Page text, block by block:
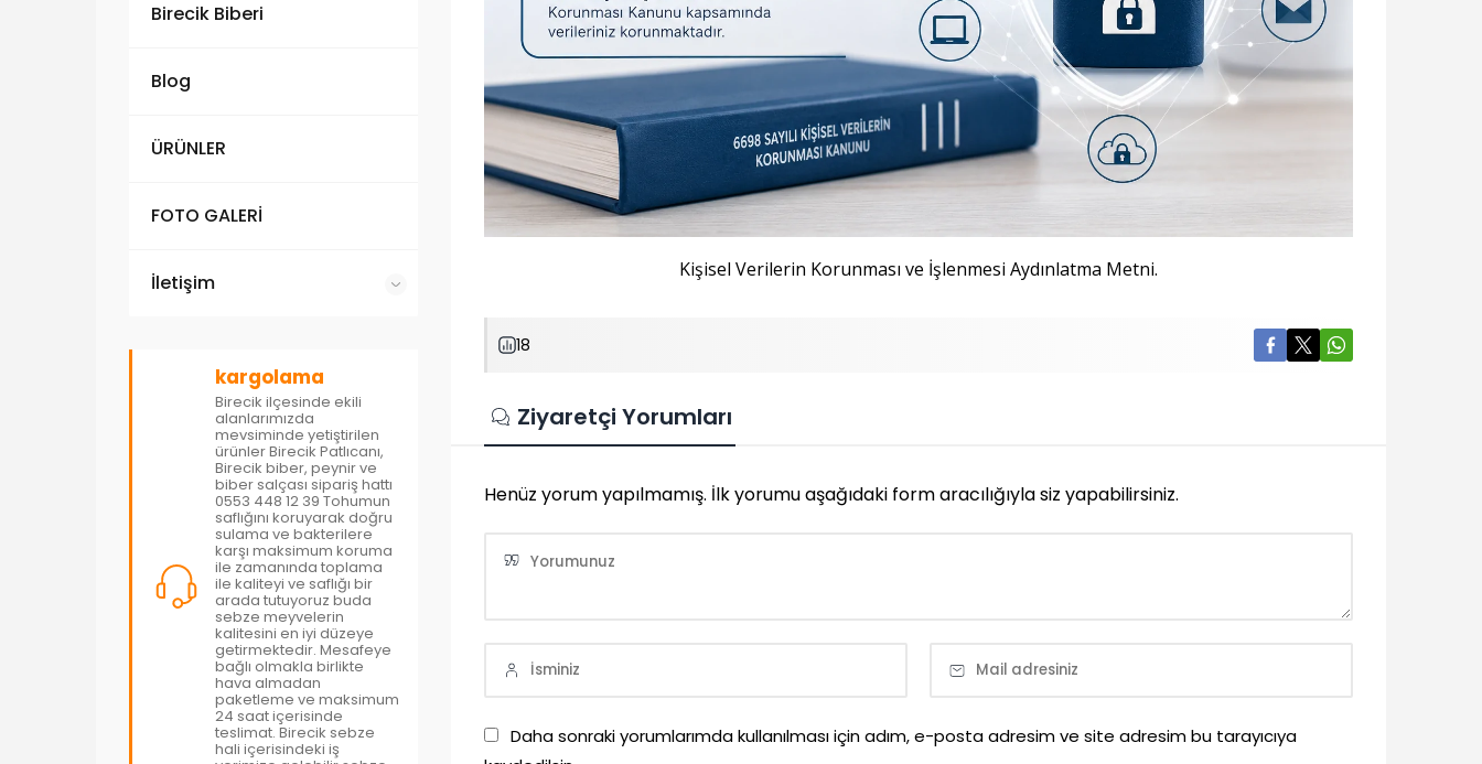
Kişisel Verilerin Korunması ve İşlenmesi Aydınlatma Metni.
18
Ziyaretçi Yorumları
Henüz yorum yapılmamış. İlk yorumu aşağıdaki form aracılığıyla siz yapabilirsiniz.
Daha sonraki yorumlarımda kullanılması için adım, e-posta adresim ve site adresim bu tarayıcıya
Birecik Biberi
Blog
ÜRÜNLER
FOTO GALERİ
İletişim
kargolama
Birecik ilçesinde ekili
alanlarımızda
mevsiminde yetiştirilen
ürünler Birecik Patlıcanı,
Birecik biber, peynir ve
biber salçası sipariş hattı
0553 448 12 39 Tohumun
saflığını koruyarak doğru
sulama ve bakterilere
karşı maksimum koruma
ile zamanında toplama
ile kaliteyi ve saflığı bir
arada tutuyoruz buda
sebze meyvelerin
kalitesini en iyi düzeye
getirmektedir. Mesafeye
bağlı olmakla birlikte
hava almadan
paketleme ve maksimum
24 saat içerisinde
teslimat. Birecik sebze
hali içerisindeki iş